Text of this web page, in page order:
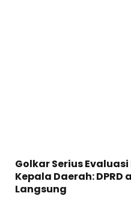
Golkar Serius
Kepala Daerah:
Langsung